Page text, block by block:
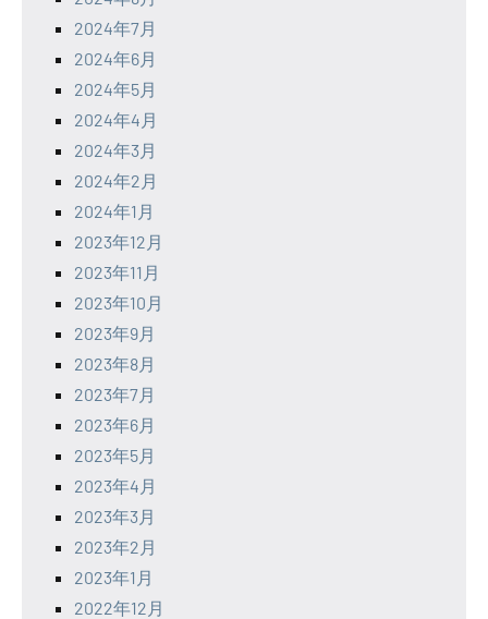
2024年7月
2024年6月
2024年5月
2024年4月
2024年3月
2024年2月
2024年1月
2023年12月
2023年11月
2023年10月
2023年9月
2023年8月
2023年7月
2023年6月
2023年5月
2023年4月
2023年3月
2023年2月
2023年1月
2022年12月